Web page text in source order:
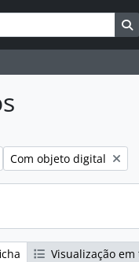
Remover filtro:
Com objeto digital
Visualização em